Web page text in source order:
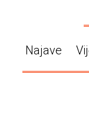
Najave